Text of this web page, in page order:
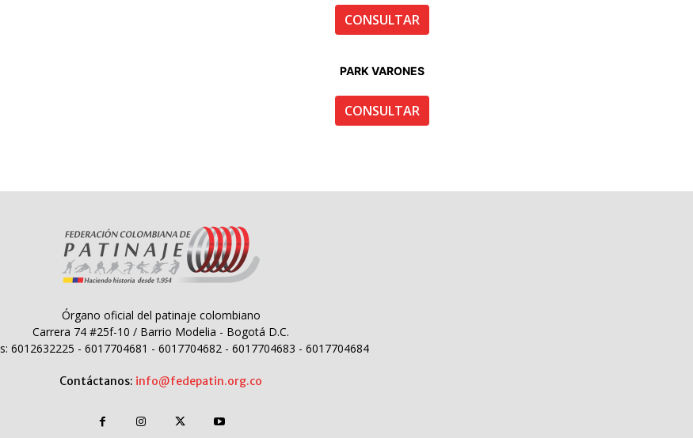
CONSULTAR
PARK VARONES
CONSULTAR
Órgano oficial del patinaje colombiano
Carrera 74 #25f-10 / Barrio Modelia - Bogotá D.C.
6012632225 - 6017704681 - 6017704682 - 6017704683 - 6017704684
Contáctanos: info@fedepatin.org.co